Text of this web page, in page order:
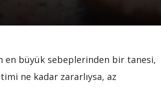
en büyük sebeplerinden bir tanesi,
ne kadar zararlıysa, az